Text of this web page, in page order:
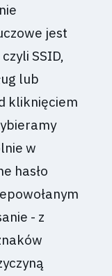
jest
SSID,
lub
kliknięciem
w
hasło
- z